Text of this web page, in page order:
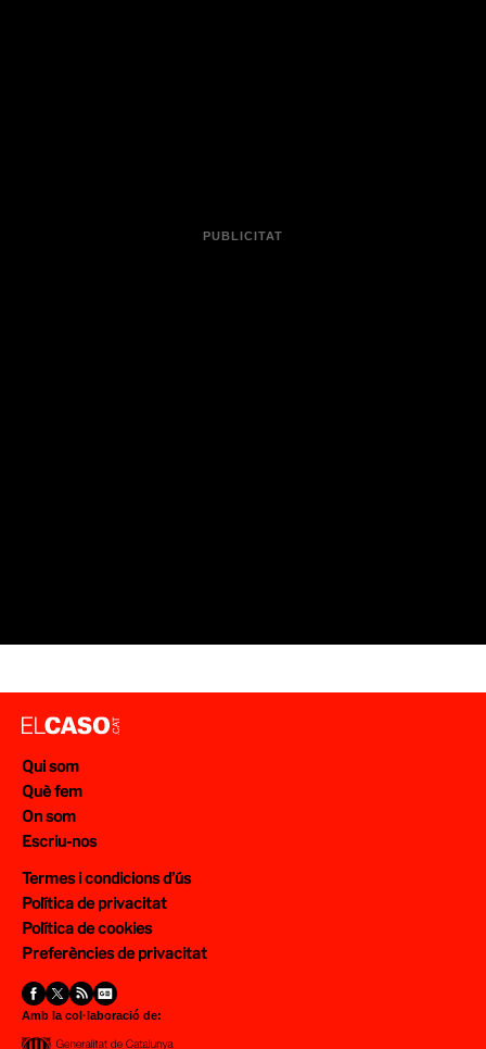
Qui som
Què fem
On som
Escriu-nos
Termes i condicions d’ús
Política de privacitat
Política de cookies
Preferències de privacitat
Amb la col·laboració de: